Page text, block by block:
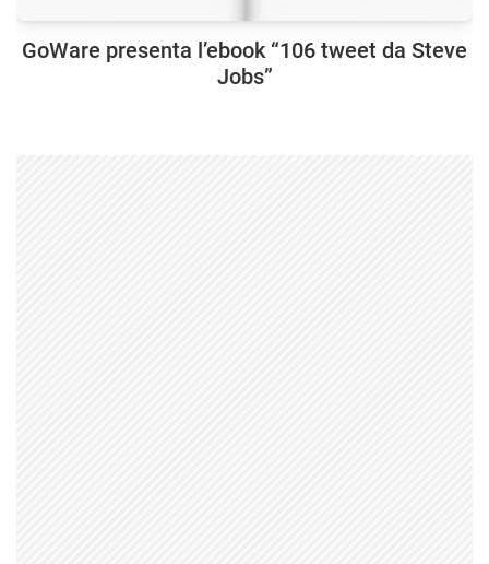
GoWare presenta l’ebook “106 tweet da Steve
Jobs”